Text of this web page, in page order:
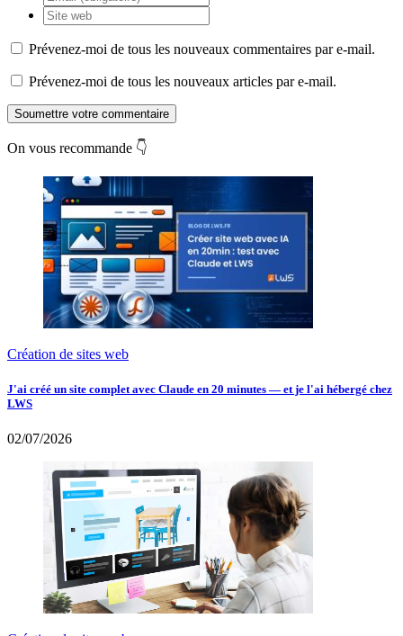
Prévenez-moi de tous les nouveaux commentaires par e-mail.
Prévenez-moi de tous les nouveaux articles par e-mail.
Soumettre votre commentaire
On vous recommande 👇
Création de sites web
J'ai créé un site complet avec Claude en 20 minutes — et je l'ai hébergé chez
LWS
02/07/2026